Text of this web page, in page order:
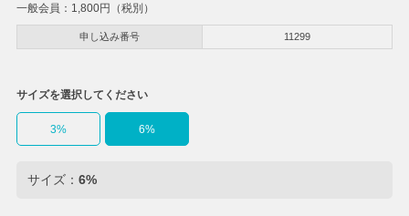
一般会員： 1,800円（税別）
申し込み番号 11299
サイズを選択してください
3% 6%
サイズ： 6%